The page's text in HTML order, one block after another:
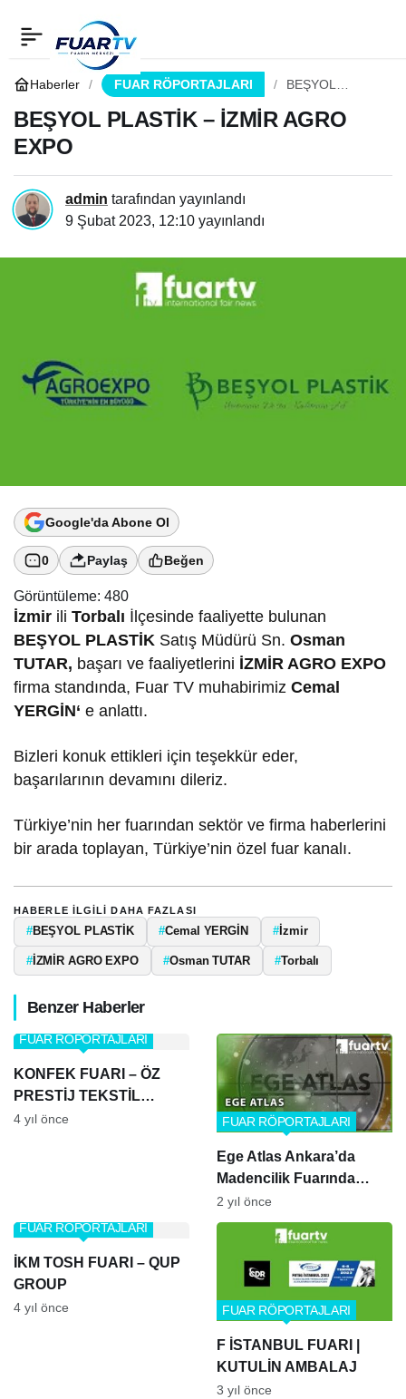
Haberler FUAR RÖPORTAJLARI
BEŞYOL
İZMİR AGRO
EXPO
BEŞYOL PLASTİK – İZMİR AGRO
EXPO
admin tarafından yayınlandı
9 Şubat 2023, 12:10 yayınlandı
Google'da Abone Ol
0 Paylaş Beğen
Görüntüleme: 480
İzmir iliTorbalı İlçesinde faaliyette bulunan
BEŞYOL PLASTİK Satış Müdürü Sn.Osman
TUTAR, başarı ve faaliyetlerini İZMİR AGRO EXPO
firma standında, Fuar TV muhabirimizCemal
YERGİN‘ e anlattı.
Bizleri konuk ettikleri için teşekkür eder,
başarılarının devamını dileriz.
Türkiye’nin her fuarından sektör ve firma haberlerini
bir arada toplayan, Türkiye’nin özel fuar kanalı.
BEŞYOL PLASTİK –
İZMİR AGRO EXPO
HABERLE ILGILI DAHA FAZLASI
#BEŞYOL PLASTİK #Cemal YERGİN # İzmir
#İZMİR AGRO EXPO #Osman TUTAR #Torbalı
Benzer Haberler
KONFEK FUARI – ÖZ
PRESTİJ TEKSTİL
AKSESUAR
FUAR RÖPORTAJLARI
4 yıl önce
Ege Atlas Ankara’da
Madencilik Fuarında
Parlıyor! | Özel Röportaj
FUAR RÖPORTAJLARI
2 yıl önce
İKM TOSH FUARI – QUP
GROUP
FUAR RÖPORTAJLARI
4 yıl önce
F İSTANBUL FUARI |
KUTULİN AMBALAJ
FUAR RÖPORTAJLARI
3 yıl önce